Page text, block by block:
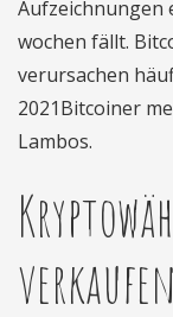
Aufzeichnungen
wochen fällt.
verursachen
2021Bitcoiner
Lambos.
verkaufen.